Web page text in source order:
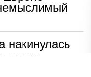
накинулась
удара